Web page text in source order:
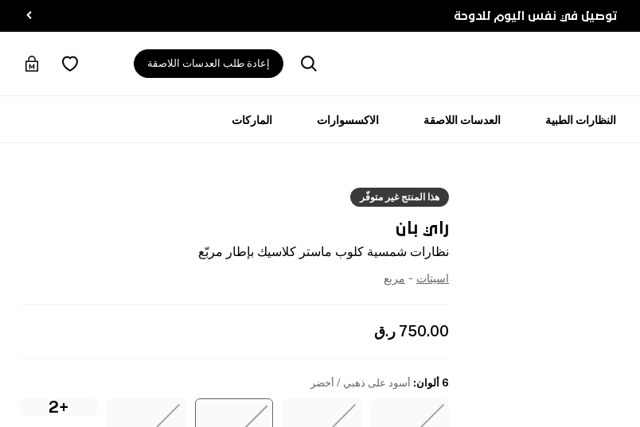
توصيل في نفس اليوم للدوحة
إعادة طلب العدسات اللاصقة
النظارات الطبية العدسات اللاصقة الاكسسوارات الماركات
هذا المنتج غير متوفّر
راي بان
نظارات شمسية كلوب ماستر كلاسيك بإطار مربّع
اسيتات - مربع
750.00 ر.ق
6 ألوان : أسود على ذهبي / أخضر
+2